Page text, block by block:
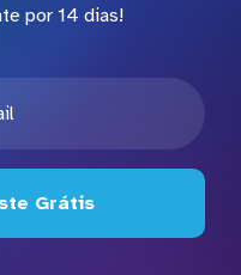
por 14 dias!
Grátis